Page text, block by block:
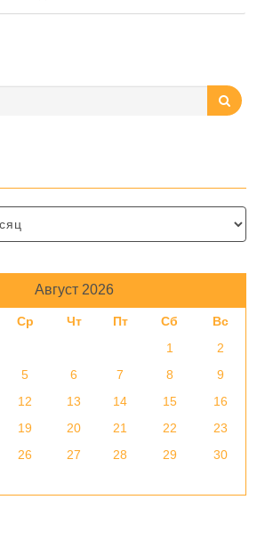
факторов, включая температуру
Август 2026
Ср Чт Пт Сб
Вс
1
2
5 6 7 8
9
12 13 14 15
16
19 20 21 22
23
26 27 28 29
30